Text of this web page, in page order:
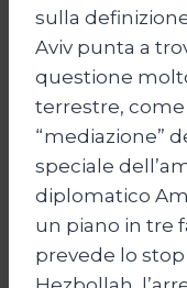
sulla
Aviv punta a
questione
terrestre, come
“mediazione”
speciale
diplomatico
un piano in tre
prevede lo